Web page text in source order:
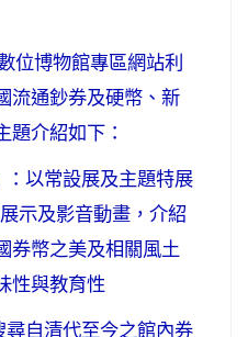
位博物館專區網站利
流通鈔券及硬幣、新
題介紹如下：
以常設展及主題特展
示及影音動畫，介紹
券幣之美及相關風土
性與教育性
自清代至今之館內券